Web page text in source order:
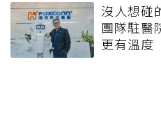
沒人想碰
團隊駐醫
更有溫度